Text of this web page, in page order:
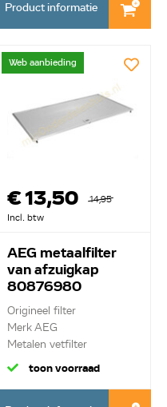
Product informatie
Web aanbieding
€ 13,50
14,95
Incl. btw
AEG metaalfilter
van afzuigkap
80876980
Origineel filter
Merk AEG
Metalen vetfilter
toon voorraad